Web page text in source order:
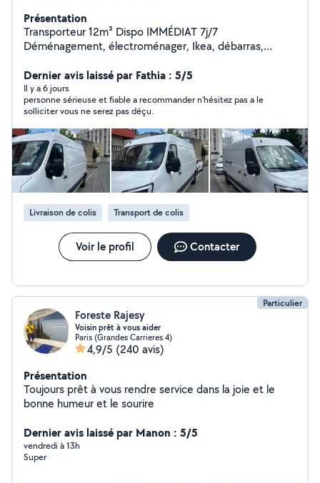
Présentation
Transporteur 12m³ Dispo IMMÉDIAT 7j/7
Déménagement, électroménager, Ikea, débarras,
(souvent dans l'heure) Aide au chargement possible Prix
correct, travail propre Paris & Île-de-France Réponse en
quelques minutes contactez-moi maintenant
Dernier avis laissé par Fathia : 5/5
Il y a 6 jours
personne sérieuse et fiable a recommander n’hésitez pas a le
solliciter vous ne serez pas déçu.
Livraison de colis Transport de colis
Voir le profil Contacter
Particulier
Foreste Rajesy
Voisin prêt à vous aider
Paris (Grandes Carrieres 4)
4,9/5 (240 avis)
Présentation
Toujours prêt à vous rendre service dans la joie et le
bonne humeur et le sourire
Dernier avis laissé par Manon : 5/5
vendredi à 13h
Super